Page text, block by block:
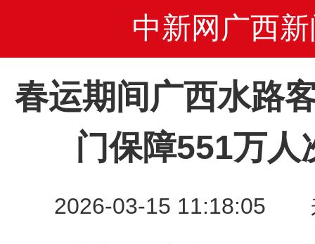
中新网广西新
春运期间广西水路
门保障551万人
2026-03-15 11:18:05